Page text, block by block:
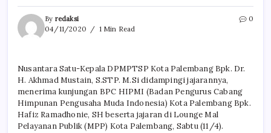
By redaksi
04/11/2020
1 Min Read
0
Nusantara Satu-Kepala DPMPTSP Kota Palembang Bpk. Dr.
H. Akhmad Mustain, S.STP. M.Si didampingi jajarannya,
menerima kunjungan BPC HIPMI (Badan Pengurus Cabang
Himpunan Pengusaha Muda Indonesia) Kota Palembang Bpk.
Hafiz Ramadhonie, SH beserta jajaran di Lounge Mal
Pelayanan Publik (MPP) Kota Palembang, Sabtu (11/4).